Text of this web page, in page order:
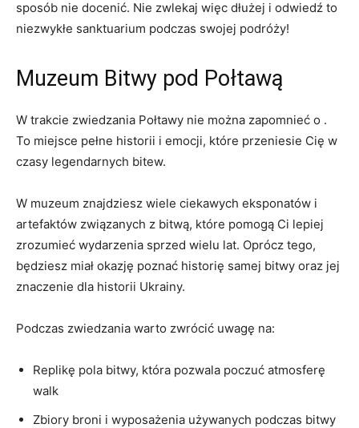
‍sposób ⁤nie docenić. Nie zwlekaj więc dłużej ⁢i​ odwiedź to
niezwykłe sanktuarium podczas swojej podróży!
Muzeum⁣ Bitwy pod ⁢Połtawą
W trakcie zwiedzania ⁤Połtawy nie można zapomnieć o .
To miejsce pełne historii i emocji,⁣ które przeniesie​ Cię w​
czasy legendarnych bitew.
W muzeum znajdziesz ⁣wiele ciekawych eksponatów i
artefaktów⁤ związanych​ z bitwą, które pomogą Ci lepiej
zrozumieć wydarzenia sprzed wielu ​lat. Oprócz tego,​
będziesz ⁤miał okazję poznać​ historię samej bitwy oraz jej‍
znaczenie dla historii Ukrainy.
Podczas zwiedzania warto zwrócić ‌uwagę​ na:
Replikę pola bitwy, która pozwala‍ poczuć atmosferę
walk
Zbiory broni i wyposażenia używanych podczas⁢ bitwy